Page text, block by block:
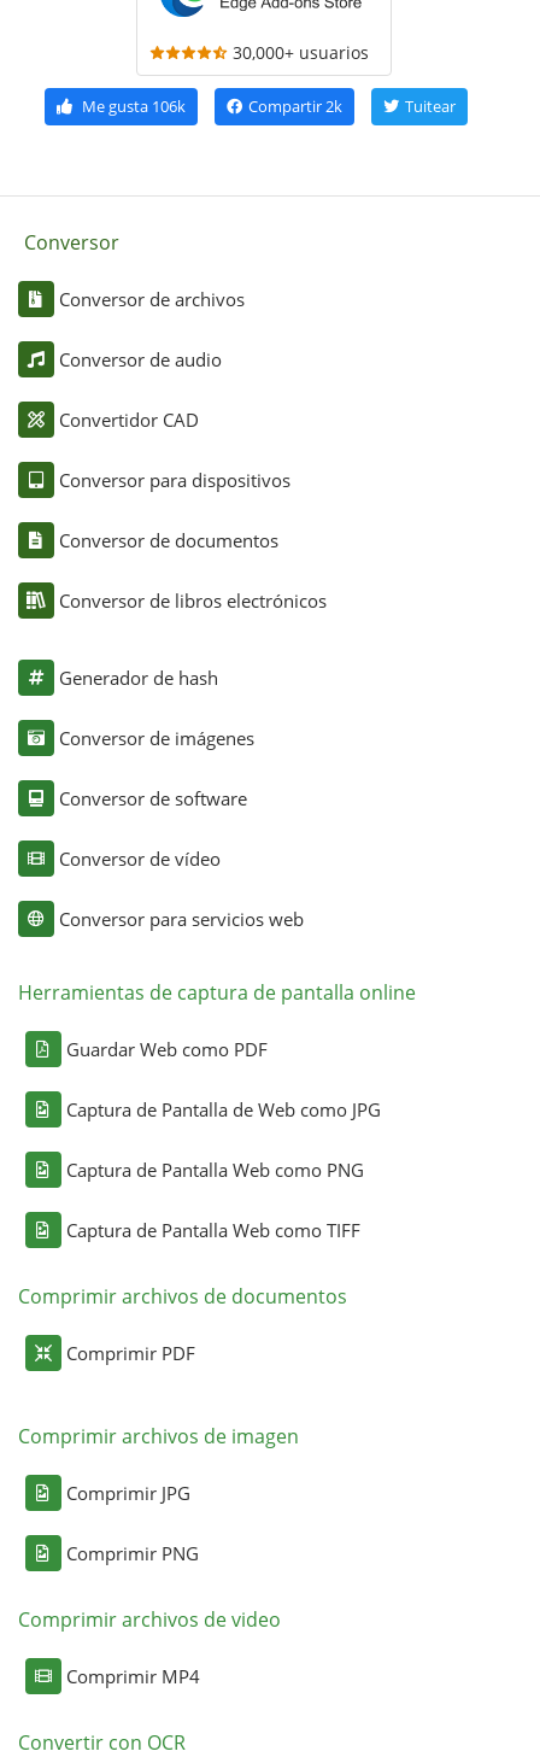
30,000+ usuarios
Me gusta106k Compartir2k Tuitear
Conversor
Conversor de archivos
Conversor de audio
Convertidor CAD
Conversor para dispositivos
Conversor de documentos
Conversor de libros electrónicos
Generador de hash
Conversor de imágenes
Conversor de software
Conversor de vídeo
Conversor para servicios web
Herramientas de captura de pantalla online
Guardar Web como PDF
Captura de Pantalla de Web como JPG
Captura de Pantalla Web como PNG
Captura de Pantalla Web como TIFF
Comprimir archivos de documentos
Comprimir PDF
Comprimir archivos de imagen
Comprimir JPG
Comprimir PNG
Comprimir archivos de video
Comprimir MP4
Convertir con OCR